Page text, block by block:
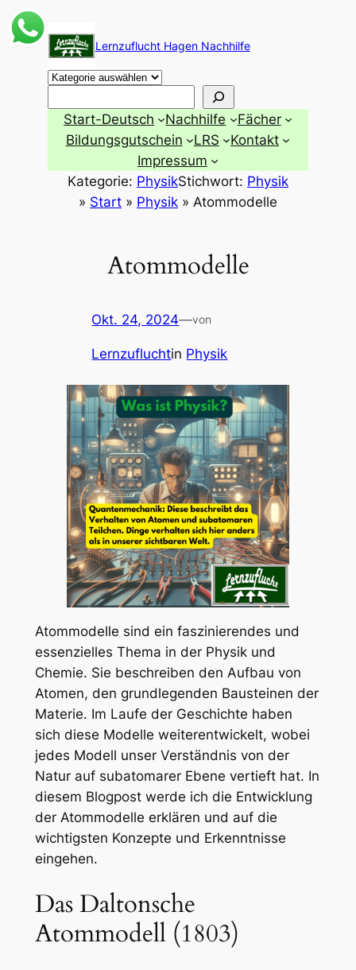
Zum
Inhalt
springen
Lernzuflucht Hagen Nachhilfe
Start-Deutsch Nachhilfe
Fächer
Bildungsgutschein
LRS
Kontakt
Impressum
Kategorie: PhysikStichwort: Physik
» Start » Physik » Atommodelle
Atommodelle
Okt. 24, 2024—von
Lernzufluchtin Physik
Atommodelle sind ein faszinierendes und
essenzielles Thema in der Physik und
Chemie. Sie beschreiben den Aufbau von
Atomen, den grundlegenden Bausteinen der
Materie. Im Laufe der Geschichte haben
sich diese Modelle weiterentwickelt, wobei
jedes Modell unser Verständnis von der
Natur auf subatomarer Ebene vertieft hat. In
diesem Blogpost werde ich die Entwicklung
der Atommodelle erklären und auf die
wichtigsten Konzepte und Erkenntnisse
eingehen.
Das Daltonsche
Atommodell (1803)